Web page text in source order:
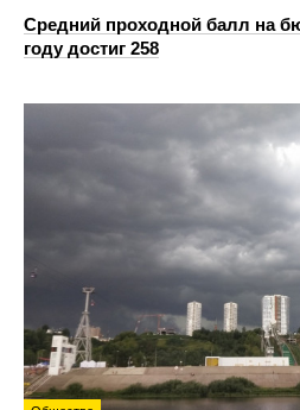
Средний проходной балл на
году достиг 258